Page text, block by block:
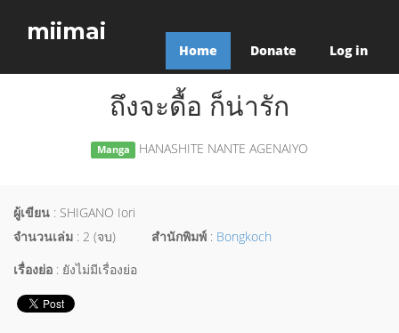
miimai
Home Donate Log in
ถึงจะดื้อ ก็น่ารัก
Manga HANASHITE NANTE AGENAIYO
ผู้เขียน : SHIGANO Iori
จำนวนเล่ม : 2 (จบ) สำนักพิมพ์ : Bongkoch
เรื่องย่อ : ยังไม่มีเรื่องย่อ